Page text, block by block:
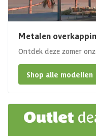
Metalen
Ontdek deze zomer
Shop alle modellen